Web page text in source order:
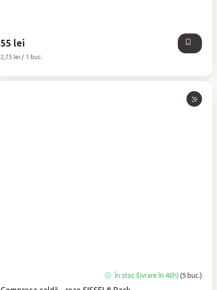
stele.
55 lei
Evaluare
2,75 lei / 1 buc.
În stoc (livrare în 48h)(5 buc.)